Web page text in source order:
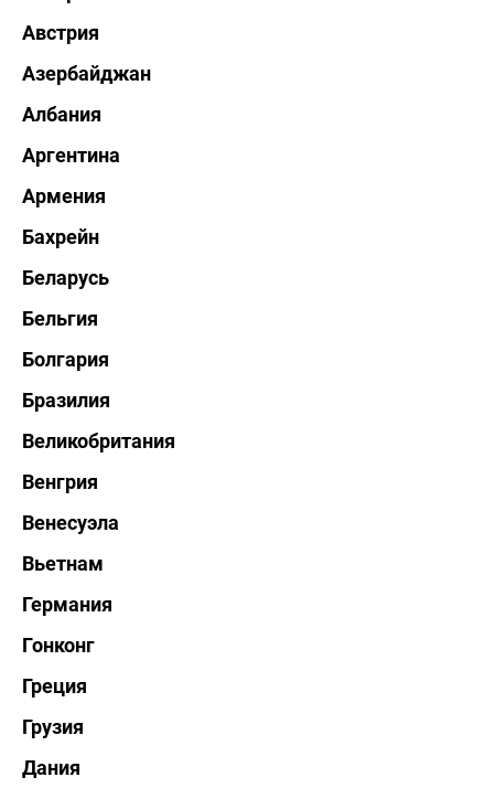
Австрия
Азербайджан
Албания
Аргентина
Армения
Бахрейн
Беларусь
Бельгия
Болгария
Бразилия
Великобритания
Венгрия
Венесуэла
Вьетнам
Германия
Гонконг
Греция
Грузия
Дания